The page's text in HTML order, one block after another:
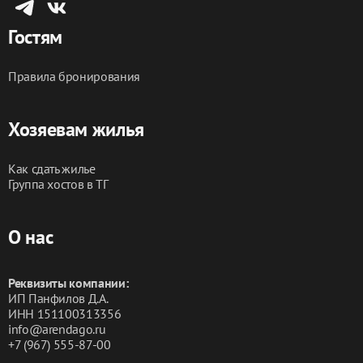
Заезд после 15:00 🕑
Выезд до 12:00 🕛
Забронируйте прямо сейчас и убедитесь сами,
в нашем уютном уголке!
Гостям
Правила бронирования
Хозяевам жилья
Как сдать жилье
Группа хостов в ТГ
О нас
Реквизиты компании:
ИП Панфилов Д.А.
ИНН 151100313356
info@arendago.ru
+7 (967) 555-87-00